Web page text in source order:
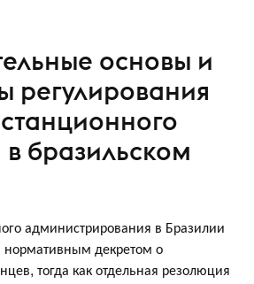
основы и
регулирования
в бразильском
администрирования в Бразилии
декретом о
тогда как отдельная резолюция